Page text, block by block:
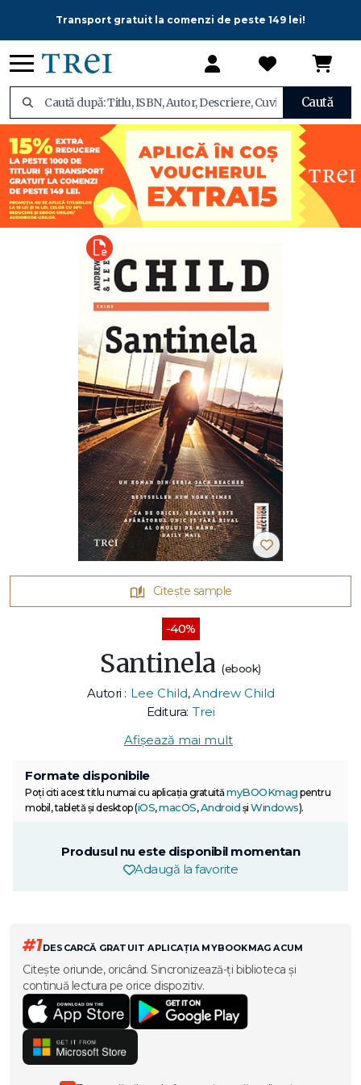
Transport gratuit la comenzi de peste 149 lei!
Caută
Citește sample
-40%
Santinela(ebook)
Autori : Lee Child,Andrew Child
Editura: Trei
Afișează mai mult
Formate disponibile
Poți citi acest titlu numai cu aplicația gratuitămyBOOKmag pentru
mobil, tabletă și desktop (iOS,macOS,Android și Windows).
Produsul nu este disponibil momentan
Adaugă la favorite
#1DESCARCĂ GRATUIT APLICAȚIA MYBOOKMAG ACUM
Citește oriunde, oricând. Sincronizează-ți biblioteca și
continuă lectura pe orice dispozitiv.